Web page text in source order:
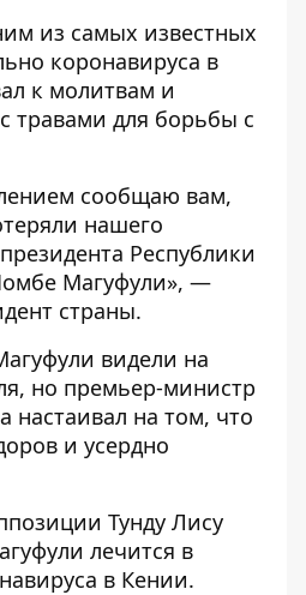
из самых известных
коронавируса в
к молитвам и
травами для борьбы с
сообщаю вам,
нашего
Республики
Магуфули», —
страны.
видели на
но премьер-министр
настаивал на том, что
и усердно
Тунду Лису
лечится в
в Кении.